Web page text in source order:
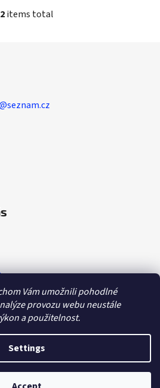
Vám umožnili pohodlné
provozu webu neustále
a použitelnost.
Settings
L
c
2items total
seznam.cz